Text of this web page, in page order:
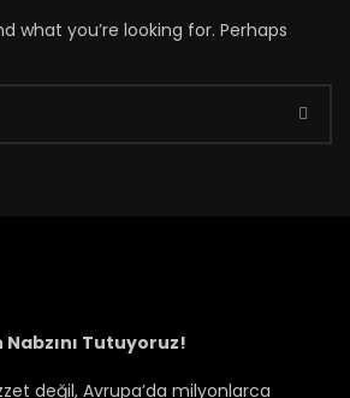
what you’re looking for. Perhaps
Tutuyoruz!
değil, Avrupa’da milyonlarca